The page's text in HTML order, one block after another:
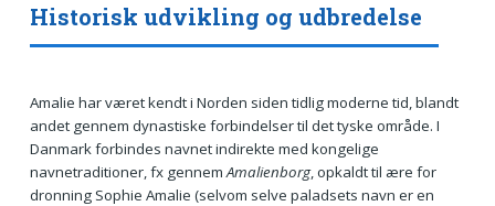
Historisk udvikling og udbredelse
Amalie har været kendt i Norden siden tidlig moderne tid, blandt
andet gennem dynastiske forbindelser til det tyske område. I
Danmark forbindes navnet indirekte med kongelige
navnetraditioner, fx gennemAmalienborg, opkaldt til ære for
dronning Sophie Amalie (selvom selve paladsets navn er en